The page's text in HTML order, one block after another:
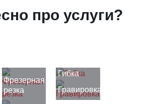
про услуги?
Фрезерная
резка
Гибка
Гравировка